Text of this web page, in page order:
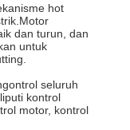
hot
dan turun, dan
untuk
seluruh
kontrol
motor, kontrol